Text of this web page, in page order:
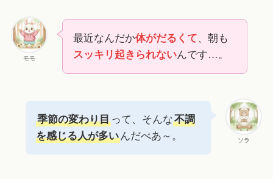
モモ
最近なんだか体がだるくて、朝も
スッキリ起きられないんです…。
ソラ
季節の変わり目って、そんな不調
を感じる人が多いんだべあ～。